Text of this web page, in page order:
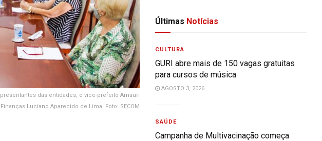
das entidades, o vice-prefeito Amauri
Luciano Aparecido de Lima. Foto: SECOM
Últimas Notícias
CULTURA
GURI abre mais de 150 vagas gratuitas
para cursos de música
AGOSTO 3, 2026
SAÚDE
Campanha de Multivacinação começa